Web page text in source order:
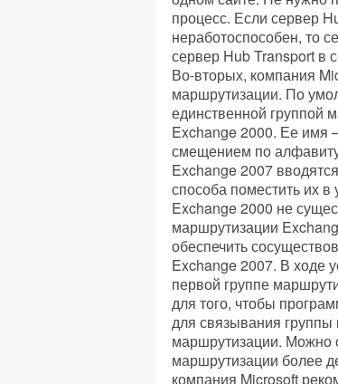
процесс. Если сервер
неработоспособен, то
сервер Hub Transport в
Во-вторых, компания
маршрутизации. По
единственной группой
Exchange 2000. Ее имя
смещением по
Exchange 2007
способа поместить их
Exchange 2000 не
маршрутизации
обеспечить
Exchange 2007. В ходе
первой группе
для того, чтобы
для связывания
маршрутизации. Можно
маршрутизации более
компания Microsoft